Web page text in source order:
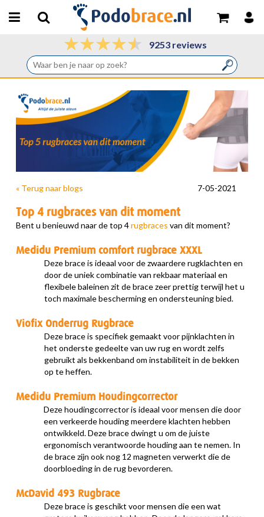
9253 reviews
« Terug naar blogs 7-05-2021
Top 4 rugbraces van dit moment
Bent u benieuwd naar de top 4rugbraces van dit moment?
Medidu Premium comfort rugbrace XXXL
Deze brace is ideaal voor de zwaardere rugklachten en
door de uniek combinatie van rekbaar materiaal en
flexibele baleinen zit de brace zeer prettig terwijl het u
toch maximale bescherming en ondersteuning bied.
Viofix Onderrug Rugbrace
Deze brace is specifiek gemaakt voor pijnklachten in
het onderste gedeelte van uw rug en wordt zelfs
gebruikt als bekkenband om instabiliteit in de bekken
op te heffen.
Medidu Premium Houdingcorrector
Deze houdingcorrector is ideaal voor mensen die door
een verkeerde houding meerdere klachten hebben
ontwikkeld. Deze brace dwingt u om de juiste
ergonomisch verantwoorde houding aan te nemen. In
de brace zijn ook nog 12 magneten verwerkt die de
doorbloeding in de rug bevorderen.
McDavid 493 Rugbrace
Deze brace is geschikt voor mensen die een wat